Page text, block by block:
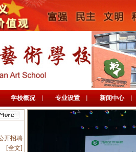
学校概况 专业设置 新闻中心
开招聘
[全文]